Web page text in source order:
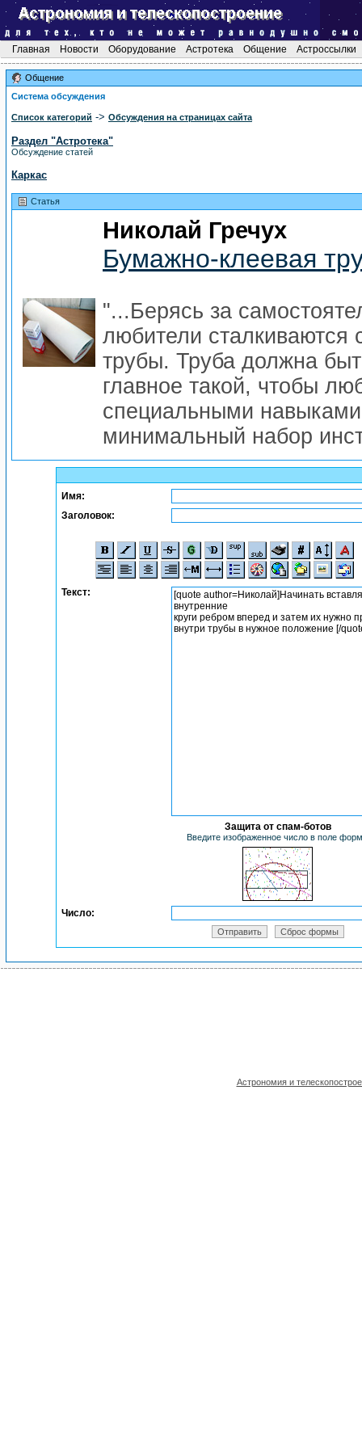
Главная Новости Оборудование Астротека Общение Астроссылки
Общение
Система обсуждения
Список категорий -> Обсуждения на страницах сайта
Раздел "Астротека"
Обсуждение статей
Каркас
Статья
Николай Гречух
Бумажно-клеевая
"...Берясь за
любители сталкиваются
трубы. Труба должна
главное такой, чтобы
специальными
минимальный набор
Имя:
Заголовок:
Текст:
Защита от спам-ботов
Введите изображенное число в поле
Число:
Астрономия и